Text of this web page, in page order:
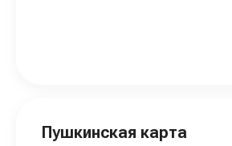
Пушкинская карта